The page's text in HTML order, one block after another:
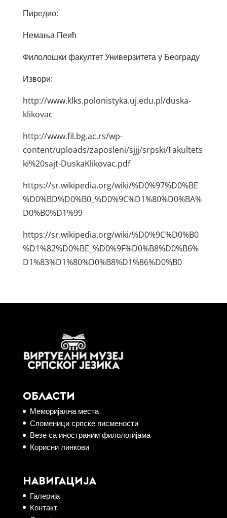
Пиредио:
Немања Пеић
Филолошки факултет Универзитета у Београду
Извори:
http://www.klks.polonistyka.uj.edu.pl/duska-
klikovac
http://www.fil.bg.ac.rs/wp-
content/uploads/zaposleni/sjjj/srpski/Fakultets
ki%20sajt-DuskaKlikovac.pdf
https://sr.wikipedia.org/wiki/%D0%97%D0%BE
%D0%BD%D0%B0_%D0%9C%D1%80%D0%BA%
D0%B0%D1%99
https://sr.wikipedia.org/wiki/%D0%9C%D0%B0
%D1%82%D0%BE_%D0%9F%D0%B8%D0%B6%
D1%83%D1%80%D0%B8%D1%86%D0%B0
ОБЛАСТИ
Меморијална места
Споменици српске писмености
Везе са иностраним филологијама
Корисни линкови
НАВИГАЦИЈА
Галерија
Контакт